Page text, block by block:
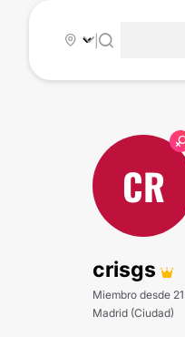
|
CR
crisgs
Miembro desde
Madrid (Ciudad)